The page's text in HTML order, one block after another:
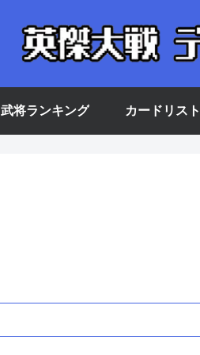
武将ランキング カードリスト